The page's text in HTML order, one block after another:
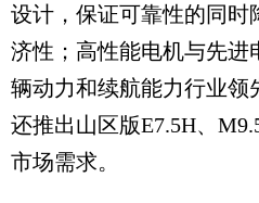
设计，保证可靠性的同时
济性；高性能电机与先进
辆动力和续航能力行业领
还推出山区版E7.5H、
市场需求。